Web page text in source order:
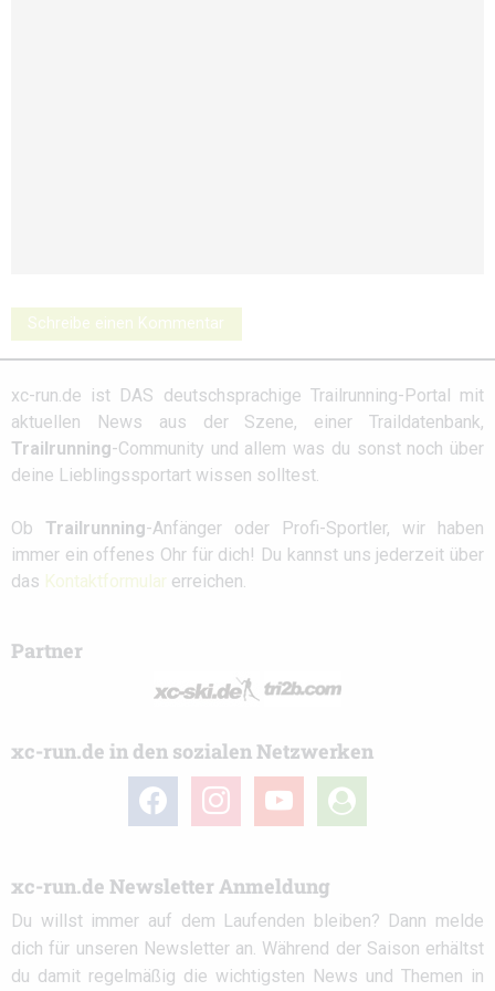
Schreibe einen Kommentar
xc-run.de ist DAS deutschsprachige Trailrunning-Portal mit
aktuellen News aus der Szene, einer Traildatenbank,
Trailrunning-Community und allem was du sonst noch über
deine Lieblingssportart wissen solltest.
Ob Trailrunning-Anfänger oder Profi-Sportler, wir haben
immer ein offenes Ohr für dich! Du kannst uns jederzeit über
das Kontaktformular erreichen.
Partner
xc-run.de in den sozialen Netzwerken
facebook instagramyoutube
user-
circle
xc-run.de Newsletter Anmeldung
Du willst immer auf dem Laufenden bleiben? Dann melde
dich für unseren Newsletter an. Während der Saison erhältst
du damit regelmäßig die wichtigsten News und Themen in